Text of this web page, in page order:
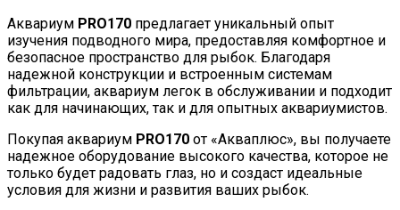
Аквариум PRO170 предлагает уникальный опыт
изучения подводного мира, предоставляя комфортное и
безопасное пространство для рыбок. Благодаря
надежной конструкции и встроенным системам
фильтрации, аквариум легок в обслуживании и подходит
как для начинающих, так и для опытных аквариумистов.
Покупая аквариум PRO170 от «Акваплюс», вы получаете
надежное оборудование высокого качества, которое не
только будет радовать глаз, но и создаст идеальные
условия для жизни и развития ваших рыбок.